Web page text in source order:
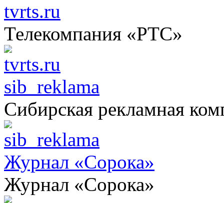
tvrts.ru
Телекомпания «РТС»
sib_reklama
Сибирская рекламная
Журнал «Сорока»
Журнал «Сорока»